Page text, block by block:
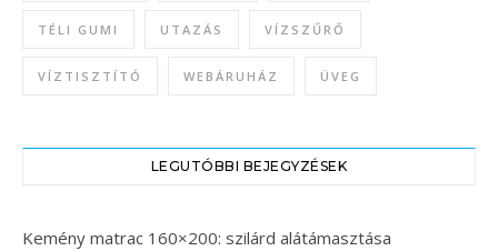
TÉLI GUMI UTAZÁS VÍZSZŰRŐ
VÍZTISZTÍTÓ WEBÁRUHÁZ ÜVEG
LEGUTÓBBI BEJEGYZÉSEK
Kemény matrac 160×200: szilárd alátámasztása